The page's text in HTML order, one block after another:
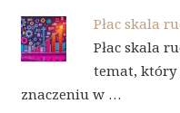
Płac skala
Płac skala
temat, który
znaczeniu w …